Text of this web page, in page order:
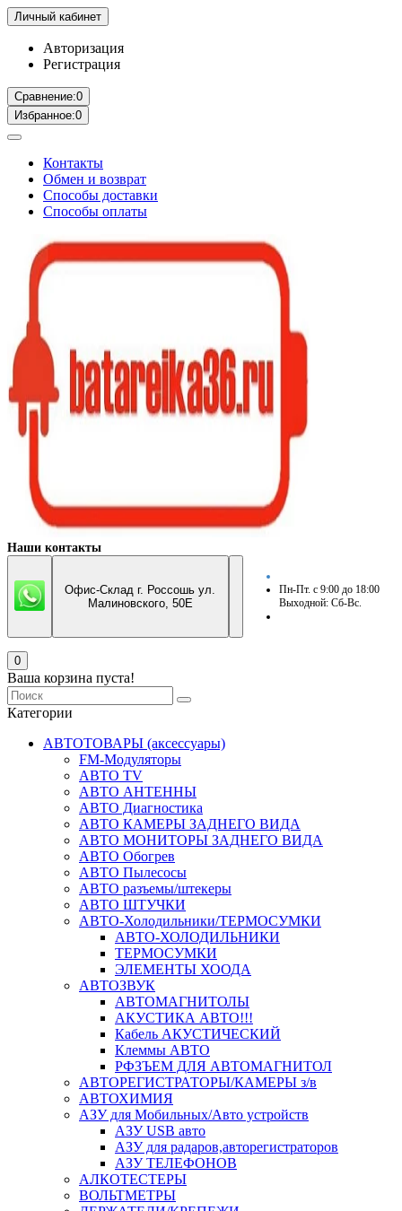
Личный кабинет
Авторизация
Регистрация
Сравнение:0
Избранное:0
Контакты
Обмен и возврат
Способы доставки
Способы оплаты
Наши контакты
Офис-Склад г. Россошь ул.
Малиновского, 50Е
Пн-Пт. с 9:00 до 18:00
Выходной: Сб-Вс.
0
Ваша корзина пуста!
Категории
АВТОТОВАРЫ (аксессуары)
FM-Модуляторы
АВТО TV
АВТО АНТЕННЫ
АВТО Диагностика
АВТО КАМЕРЫ ЗАДНЕГО ВИДА
АВТО МОНИТОРЫ ЗАДНЕГО ВИДА
АВТО Обогрев
АВТО Пылесосы
АВТО разъемы/штекеры
АВТО ШТУЧКИ
АВТО-Холодильники/ТЕРМОСУМКИ
АВТО-ХОЛОДИЛЬНИКИ
ТЕРМОСУМКИ
ЭЛЕМЕНТЫ ХООДА
АВТОЗВУК
АВТОМАГНИТОЛЫ
АКУСТИКА АВТО!!!
Кабель АКУСТИЧЕСКИЙ
Клеммы АВТО
РФЗЪЕМ ДЛЯ АВТОМАГНИТОЛ
АВТОРЕГИСТРАТОРЫ/КАМЕРЫ з/в
АВТОХИМИЯ
АЗУ для Мобильных/Авто устройств
АЗУ USB авто
АЗУ для радаров,авторегистраторов
АЗУ ТЕЛЕФОНОВ
АЛКОТЕСТЕРЫ
ВОЛЬТМЕТРЫ